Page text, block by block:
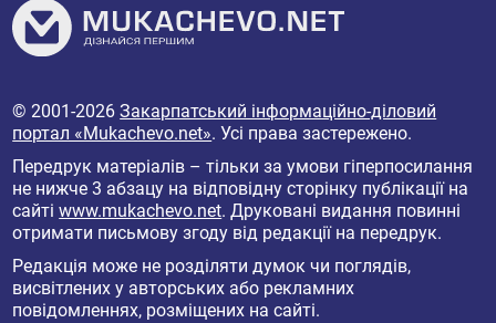
© 2001-2026Закарпатський інформаційно-діловий
портал «Mukachevo.net». Усі права застережено.
Передрук матеріалів – тільки за умови гіперпосилання
не нижче 3 абзацу на відповідну сторінку публікації на
сайтіwww.mukachevo.net. Друковані видання повинні
отримати письмову згоду від редакції на передрук.
Редакція може не розділяти думок чи поглядів,
висвітлених у авторських або рекламних
повідомленнях, розміщених на сайті.